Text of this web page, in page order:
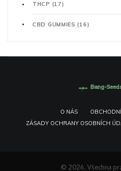
THCP (17)
CBD GUMMIES(16)
O NÁS
ZÁSADY OCHRANY OSOBNÍCH
© 2026. Všechna